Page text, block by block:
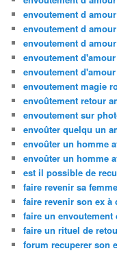
envoutement d
envoutement d
envoutement d
envoutement
envoutement
envoutement magie
envoûtement retour
envoutement sur
envoûter quelqu un
envoûter un homme
envoûter un homme
est il possible de
faire revenir sa femme
faire revenir son ex à
faire un envoutement
faire un rituel de
forum recuperer son